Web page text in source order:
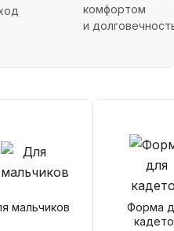
комфортом
и
мальчиков
Форма